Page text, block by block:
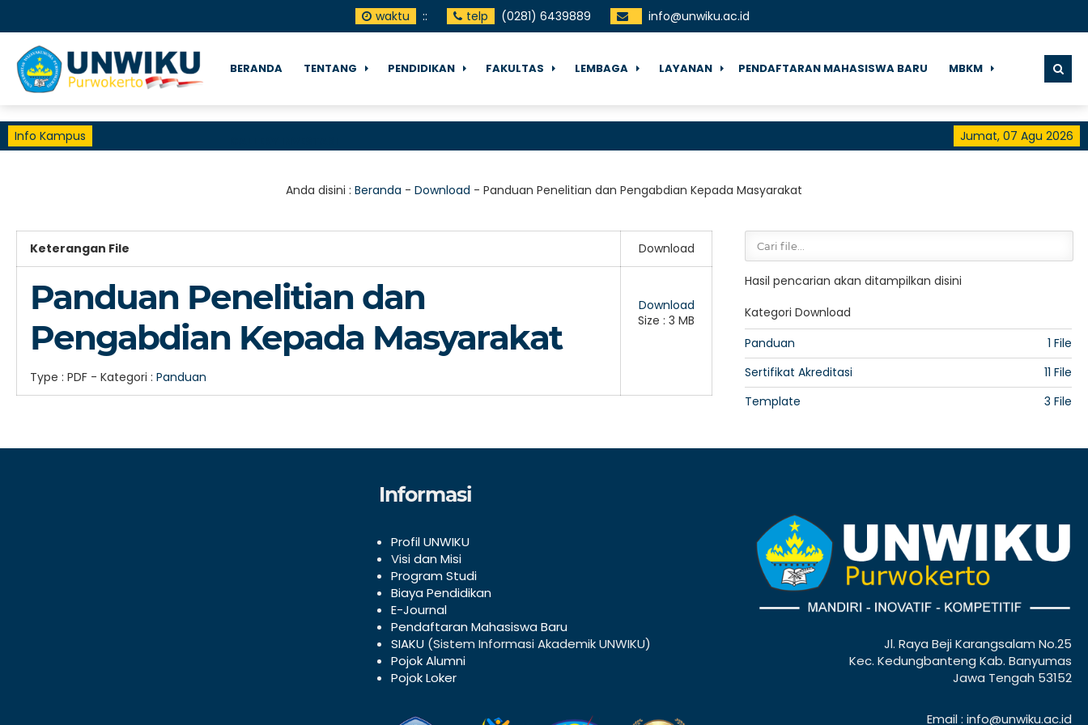
waktu :: telp (0281) 6439889 info@unwiku.ac.id
BERANDA TENTANG PENDIDIKAN FAKULTAS LEMBAGA LAYANAN PENDAFTARAN MAHASISWA BARU MBKM
Info Kampus Jumat, 07 Agu 2026
Anda disini : Beranda - Download - Panduan Penelitian dan Pengabdian Kepada Masyarakat
Keterangan File Download
Panduan Penelitian dan
Pengabdian Kepada Masyarakat
Type : PDF - Kategori : Panduan
Download
Size : 3 MB
Hasil pencarian akan ditampilkan disini
Kategori Download
Panduan
1 File
Sertifikat Akreditasi
11 File
Template
3 File
Informasi
Profil UNWIKU
Visi dan Misi
Program Studi
Biaya Pendidikan
E-Journal
Pendaftaran Mahasiswa Baru
SIAKU(Sistem Informasi Akademik UNWIKU)
Pojok Alumni
Pojok Loker
Jl. Raya Beji Karangsalam No.25
Kec. Kedungbanteng Kab. Banyumas
Jawa Tengah 53152
Email : info@unwiku.ac.id